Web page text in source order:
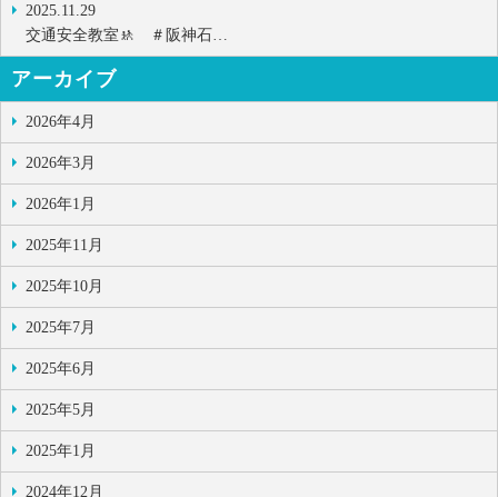
2025.11.29
交通安全教室🚸 ＃阪神石…
アーカイブ
2026年4月
2026年3月
2026年1月
2025年11月
2025年10月
2025年7月
2025年6月
2025年5月
2025年1月
2024年12月